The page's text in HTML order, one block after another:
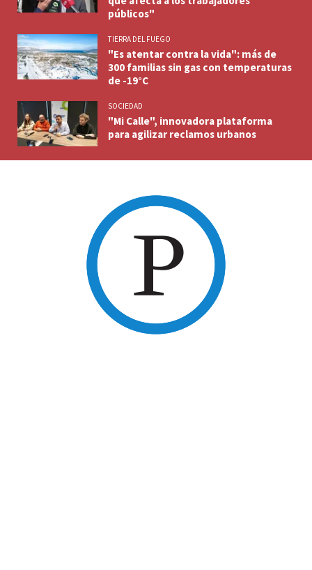
públicos"
TIERRA DEL FUEGO
"Es atentar contra la vida": más de
300 familias sin gas con temperaturas
de -19°C
SOCIEDAD
"Mi Calle", innovadora plataforma
para agilizar reclamos urbanos